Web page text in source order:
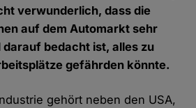
verwunderlich, dass die
auf dem Automarkt sehr
bedacht ist, alles zu
gefährden könnte.
gehört neben den USA,